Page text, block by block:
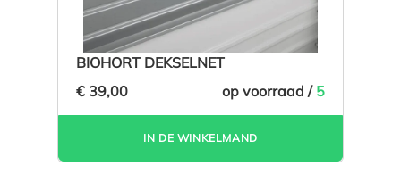
BIOHORT DEKSELNET
€ 39,00
op voorraad / 5
IN DE WINKELMAND